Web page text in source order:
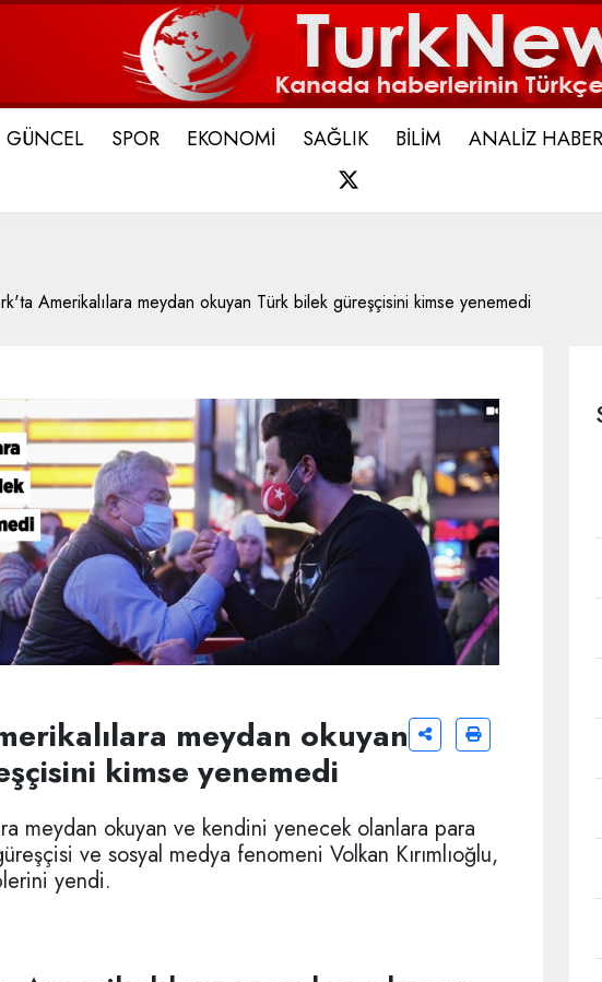
GÜNCEL SPOR EKONOMİ SAĞLIK BİLİM ANALİZ HABER
Amerikalılara meydan okuyan Türk bilek güreşçisini kimse yenemedi
meydan okuyan
kimse yenemedi
meydan okuyan ve kendini yenecek olanlara para
ve sosyal medya fenomeni Volkan Kırımlıoğlu,
yendi.